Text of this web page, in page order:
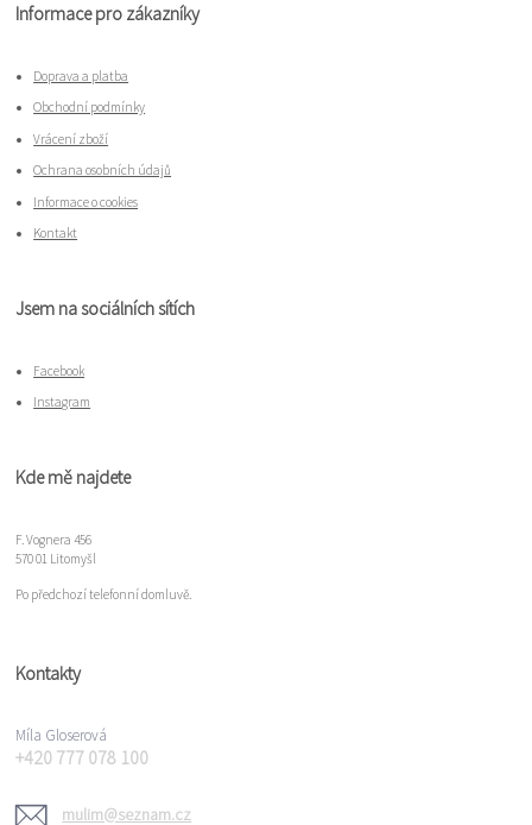
Informace pro zákazníky
Doprava a platba
Obchodní podmínky
Vrácení zboží
Ochrana osobních údajů
Informace o cookies
Kontakt
Jsem na sociálních sítích
Facebook
Instagram
Kde mě najdete
F. Vognera 456
570 01 Litomyšl
Po předchozí telefonní domluvě.
Kontakty
Míla Gloserová
+420 777 078 100
mulim@seznam.cz